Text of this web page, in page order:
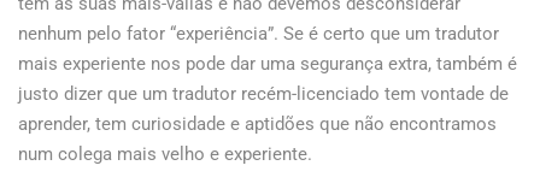
nenhum pelo fator “experiência”. Se é certo que um tradutor
mais experiente nos pode dar uma segurança extra, também é
justo dizer que um tradutor recém-licenciado tem vontade de
aprender, tem curiosidade e aptidões que não encontramos
num colega mais velho e experiente.